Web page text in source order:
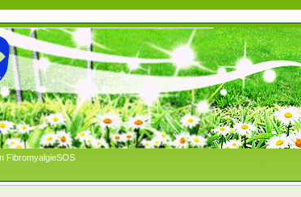
FibromyalgieSOS